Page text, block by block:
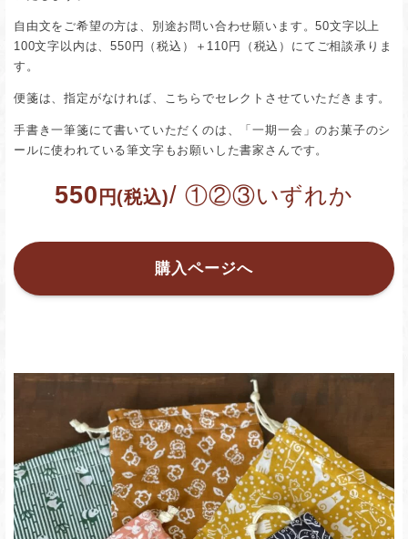
自由文をご希望の方は、別途お問い合わせ願います。50文字以上
100文字以内は、550円（税込）＋110円（税込）にてご相談承りま
す。
便箋は、指定がなければ、こちらでセレクトさせていただきます。
手書き一筆箋にて書いていただくのは、「一期一会」のお菓子のシ
ールに使われている筆文字もお願いした書家さんです。
550 円(税込)/①②③いずれか
購入ページへ